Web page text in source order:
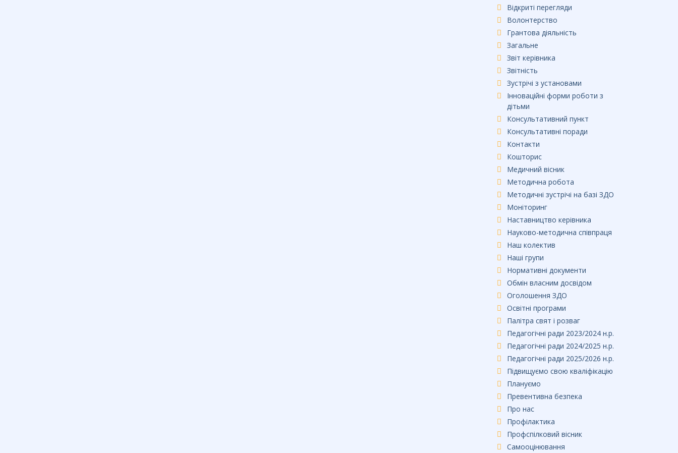
Відкриті перегляди
Волонтерство
Грантова діяльність
Загальне
Звіт керівника
Звітність
Зустрічі з установами
Інноваційні форми роботи з
дітьми
Консультативний пункт
Консультативні поради
Контакти
Кошторис
Медичний вісник
Методична робота
Методичні зустрічі на базі ЗДО
Моніторинг
Наставництво керівника
Науково-методична співпраця
Наш колектив
Наші групи
Нормативні документи
Обмін власним досвідом
Оголошення ЗДО
Освітні програми
Палітра свят і розваг
Педагогічні ради 2023/2024 н.р.
Педагогічні ради 2024/2025 н.р.
Педагогічні ради 2025/2026 н.р.
Підвищуємо свою кваліфікацію
Плануємо
Превентивна безпека
Про нас
Профілактика
Профспілковий вісник
Самооцінювання